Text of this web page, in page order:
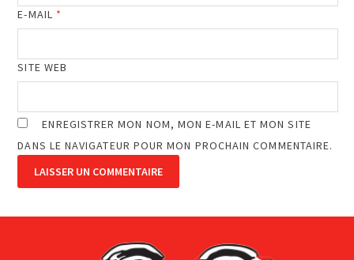
E-MAIL *
SITE WEB
ENREGISTRER MON NOM, MON E-MAIL ET MON SITE
DANS LE NAVIGATEUR POUR MON PROCHAIN COMMENTAIRE.